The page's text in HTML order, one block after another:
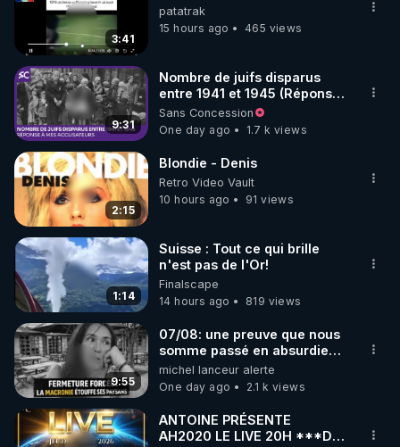
3:41
patatrak
15 hours ago
465 views
9:31
Nombre de juifs disparus
entre 1941 et 1945 (Réponse
à mes accusateurs)
Sans Concession
One day ago
1.7 k views
2:15
Blondie - Denis
Retro Video Vault
10 hours ago
91 views
1:14
Suisse : Tout ce qui brille
n'est pas de l'Or!
Finalscape
14 hours ago
819 views
9:55
07/08: une preuve que nous
somme passé en absurdie
une dictature qui veut faire
taire ses opposant !
michel lanceur alerte
One day ago
2.1 k views
ANTOINE PRÉSENTE
AH2020 LE LIVE 20H ***DU